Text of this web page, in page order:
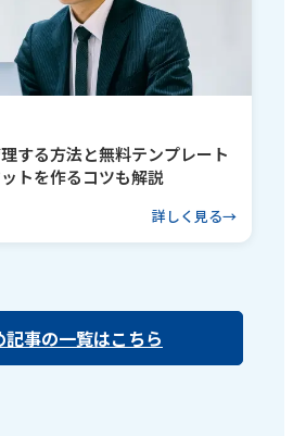
する方法と無料テンプレート
トを作るコツも解説
詳しく見る
記事の一覧はこちら